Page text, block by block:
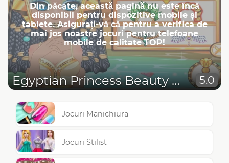
Din păcate, această pagină nu este încă
disponibil pentru dispozitive mobile și
tablete. Asigurați-vă că pentru a verifica de
mai jos noastre jocuri pentru telefoane
mobile de calitate TOP!
Egyptian Princess Beauty Secrets 5.0
Jocuri Manichiura
Jocuri Stilist